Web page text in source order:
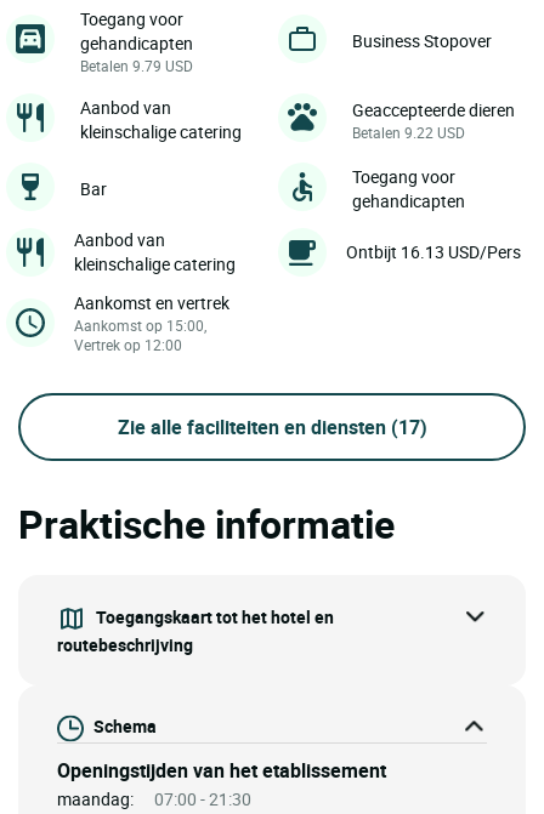
Toegang voor
gehandicapten
Betalen 9.79 USD
Business Stopover
Aanbod van
kleinschalige catering
Geaccepteerde dieren
Betalen 9.22 USD
Bar
Toegang voor
gehandicapten
Aanbod van
kleinschalige catering
Ontbijt 16.13 USD/Pers
Aankomst en vertrek
Aankomst op 15:00,
Vertrek op 12:00
Zie alle faciliteiten en diensten (17)
Praktische informatie
Toegangskaart tot het hotel en
routebeschrijving
Schema
Openingstijden van het etablissement
maandag:
07:00 - 21:30